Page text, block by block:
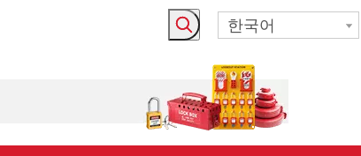
한국어